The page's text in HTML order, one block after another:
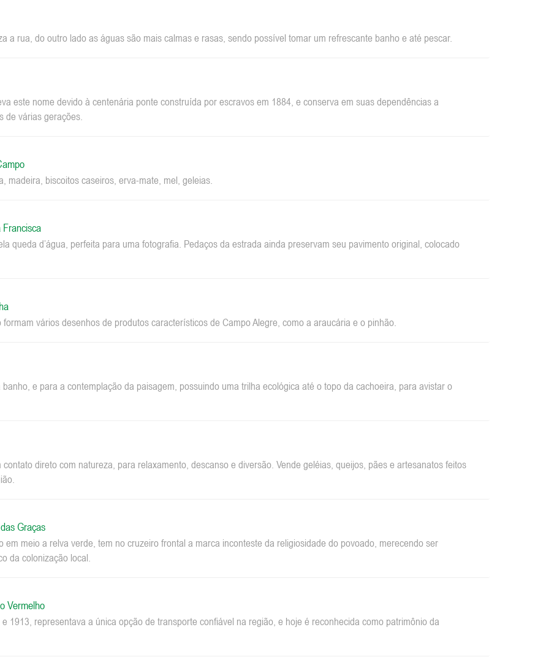
a rua, do outro lado as águas são mais calmas e rasas, sendo possível tomar um refrescante banho e até pescar.
este nome devido à centenária ponte construída por escravos em 1884, e conserva em suas dependências a
de várias gerações.
madeira, biscoitos caseiros, erva-mate, mel, geleias.
queda d’água, perfeita para uma fotografia. Pedaços da estrada ainda preservam seu pavimento original, colocado
vários desenhos de produtos característicos de Campo Alegre, como a araucária e o pinhão.
e para a contemplação da paisagem, possuindo uma trilha ecológica até o topo da cachoeira, para avistar o
contato direto com natureza, para relaxamento, descanso e diversão. Vende geléias, queijos, pães e artesanatos feitos
Graças
em meio a relva verde, tem no cruzeiro frontal a marca inconteste da religiosidade do povoado, merecendo ser
da colonização local.
Vermelho
1913, representava a única opção de transporte confiável na região, e hoje é reconhecida como patrimônio da